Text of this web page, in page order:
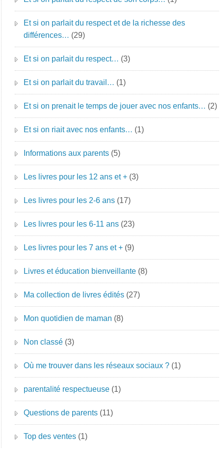
Et si on parlait du respect et de la richesse des
différences… (29)
Et si on parlait du respect… (3)
Et si on parlait du travail… (1)
Et si on prenait le temps de jouer avec nos enfants… (2)
Et si on riait avec nos enfants… (1)
Informations aux parents (5)
Les livres pour les 12 ans et + (3)
Les livres pour les 2-6 ans (17)
Les livres pour les 6-11 ans (23)
Les livres pour les 7 ans et + (9)
Livres et éducation bienveillante (8)
Ma collection de livres édités (27)
Mon quotidien de maman (8)
Non classé (3)
Où me trouver dans les réseaux sociaux ? (1)
parentalité respectueuse (1)
Questions de parents (11)
Top des ventes (1)